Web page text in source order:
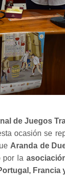
de Juegos
ocasión se
Aranda de
por la
Francia